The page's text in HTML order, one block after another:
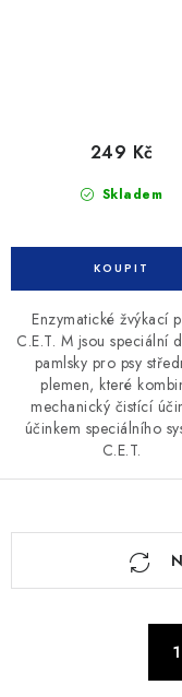
Skladem
249 Kč
Enzymatické žvýkací
C.E.T. M jsou speciální
pamlsky pro psy
plemen, které
mechanický čistící
účinkem speciálního
C.E.T.
1